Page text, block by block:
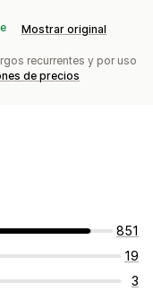
Mostrar original
recurrentes y por uso
de precios
851
19
3